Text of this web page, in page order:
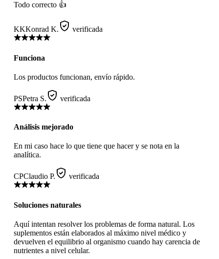
Todo correcto 👍
KKKonrad K. verificada
Funciona
Los productos funcionan, envío rápido.
PSPetra S. verificada
Análisis mejorado
En mi caso hace lo que tiene que hacer y se nota en la
analítica.
CPClaudio P. verificada
Soluciones naturales
Aquí intentan resolver los problemas de forma natural. Los
suplementos están elaborados al máximo nivel médico y
devuelven el equilibrio al organismo cuando hay carencia de
nutrientes a nivel celular.